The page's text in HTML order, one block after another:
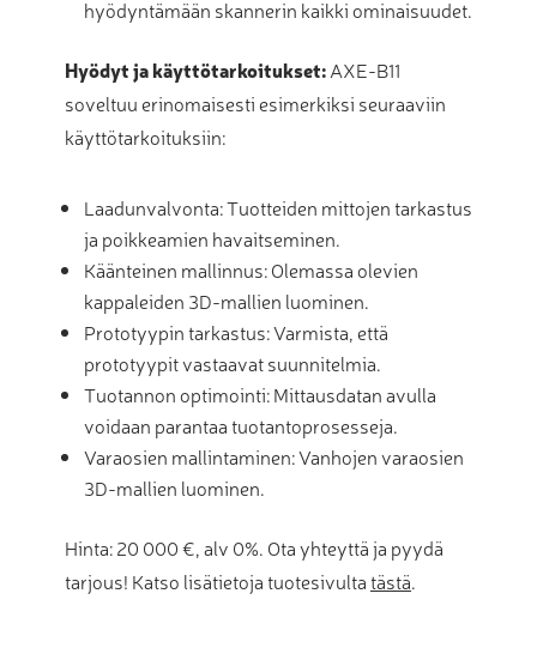
hyödyntämään skannerin kaikki ominaisuudet.
Hyödyt ja käyttötarkoitukset:AXE-B11
soveltuu erinomaisesti esimerkiksi seuraaviin
käyttötarkoituksiin:
Laadunvalvonta: Tuotteiden mittojen tarkastus
ja poikkeamien havaitseminen.
Käänteinen mallinnus: Olemassa olevien
kappaleiden 3D-mallien luominen.
Prototyypin tarkastus: Varmista, että
prototyypit vastaavat suunnitelmia.
Tuotannon optimointi: Mittausdatan avulla
voidaan parantaa tuotantoprosesseja.
Varaosien mallintaminen: Vanhojen varaosien
3D-mallien luominen.
Hinta: 20 000 €, alv 0%. Ota yhteyttä ja pyydä
tarjous! Katso lisätietoja tuotesivultatästä.